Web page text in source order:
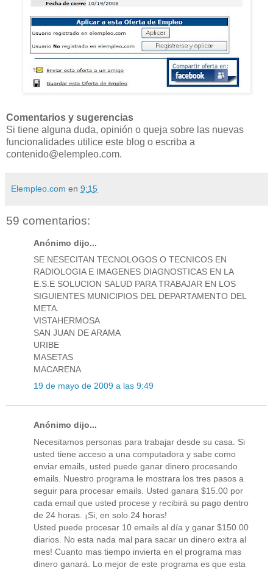
Comentarios y sugerencias
Si tiene alguna duda, opinión o queja sobre las nuevas
funcionalidades utilice este blog o escriba a
contenido@elempleo.com.
Elempleo.com en 9:15
59 comentarios:
Anónimo dijo...
SE NESECITAN TECNOLOGOS O TECNICOS EN
RADIOLOGIA E IMAGENES DIAGNOSTICAS EN LA
E.S.E SOLUCION SALUD PARA TRABAJAR EN LOS
SIGUIENTES MUNICIPIOS DEL DEPARTAMENTO DEL
META.
VISTAHERMOSA
SAN JUAN DE ARAMA
URIBE
MASETAS
MACARENA
19 de mayo de 2009 a las 9:49
Anónimo dijo...
Necesitamos personas para trabajar desde su casa. Si
usted tiene acceso a una computadora y sabe como
enviar emails, usted puede ganar dinero procesando
emails. Nuestro programa le mostrara los tres pasos a
seguir para procesar emails. Usted ganara $15.00 por
cada email que usted procese y recibirá su pago dentro
de 24 horas. ¡Si, en solo 24 horas!
Usted puede procesar 10 emails al día y ganar $150.00
diarios. No esta nada mal para sacar un dinero extra al
mes! Cuanto mas tiempo invierta en el programa mas
dinero ganará. Lo mejor de este programa es que esta